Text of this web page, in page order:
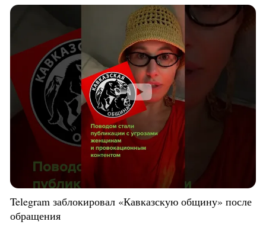
Telegram заблокировал «Кавказскую общину» после
обращения